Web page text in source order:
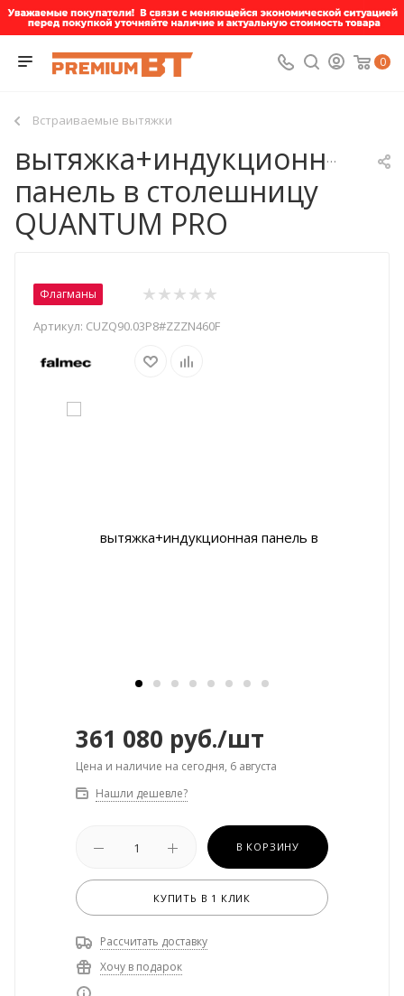
0
Встраиваемые вытяжки
вытяжка+индукционная
панель в столешницу
QUANTUM PRO
Флагманы
Артикул: CUZQ90.03P8#ZZZN460F
361 080 руб./шт
Цена и наличие на сегодня, 6 августа
Нашли дешевле?
В КОРЗИНУ
КУПИТЬ В 1 КЛИК
Рассчитать доставку
Хочу в подарок